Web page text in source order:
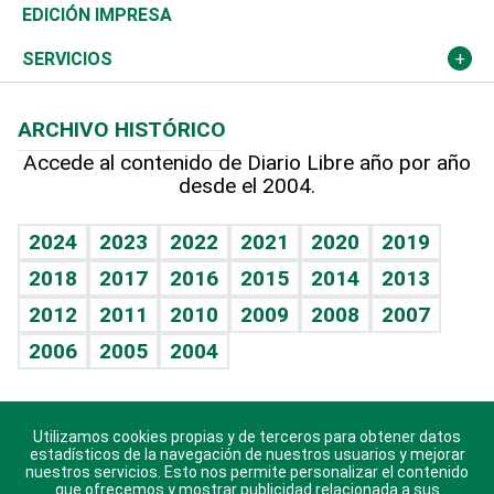
Caribe
Resto del mundo
Global y variable
Economía personal
Novedades
Podcast Arte Libre
Hablando con el pediatra
Vida y familia
Eñe
Celebrando la vida
Sin complejos
En pocas palabras
Escuchando al corazón
Olimpismo
Más deportes
Línea de hit
BRV
TBT Deportivo
Frente al Statu Quo
El Espía
Más firmas
Despertando al gigante
Cambio climático
Deportes
Opinión
Hecho en casa
Guía del dinero
EDICIÓN IMPRESA
SERVICIOS
Cumpleaños
Horóscopos
Juegos
ARCHIVO HISTÓRICO
Accede al contenido de Diario Libre año por año
desde el 2004.
2024 2023 2022 2021 2020
2019
2018
2017 2016 2015 2014
2013
2012
2011 2010 2009 2008
2007
2006
2005 2004
Descarga nuestras aplicaciones para Android, iOS y
sistema Huawei.
Utilizamos cookies propias y de terceros para obtener datos
estadísticos de la navegación de nuestros usuarios y mejorar
nuestros servicios. Esto nos permite personalizar el contenido
que ofrecemos y mostrar publicidad relacionada a sus